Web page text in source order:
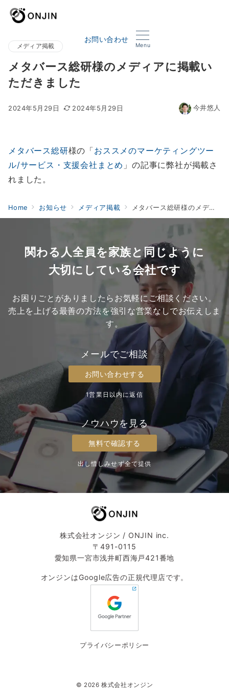
お問い合わせ
Menu
メディア掲載
メタバース総研様のメディアに掲載い
ただきました
2024年5月29日 2024年5月29日 今井悠人
メタバース総研様の「おススメのマーケティングツー
ル/サービス・支援会社まとめ 」の記事に弊社が掲載さ
れました。
Home お知らせ メディア掲載 メタバース総研様のメディアに掲載いただきました
関わる人全員を家族と同じように
大切にしている会社です
お困りごとがありましたらお気軽にご相談ください。
売上を上げる最善の方法を強引な営業なしでお伝えしま
す。
メールでご相談
お問い合わせする
1営業日以内に返信
ノウハウを見る
無料で確認する
出し惜しみせず全て提供
株式会社オンジン / ONJIN inc.
〒491-0115
愛知県一宮市浅井町西海戸421番地
オンジンはGoogle広告の正規代理店です。
プライバシーポリシー
© 2026株式会社オンジン